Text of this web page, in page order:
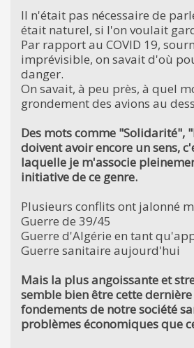
Il n'était pas nécessaire de
était naturel, si l'on voulait
Par rapport au COVID 19,
imprévisible, on savait d'où
danger.
On savait, à peu près, à quel
grondement des avions au
Des mots comme "Solidarité",
doivent avoir encore un sens,
laquelle je m'associe
initiative de ce genre.
Plusieurs conflits ont jalonné
Guerre de 39/45
Guerre d'Algérie en tant
Guerre sanitaire aujourd'hui
Mais la plus angoissante et
semble bien être cette
fondements de notre société
problèmes économiques que